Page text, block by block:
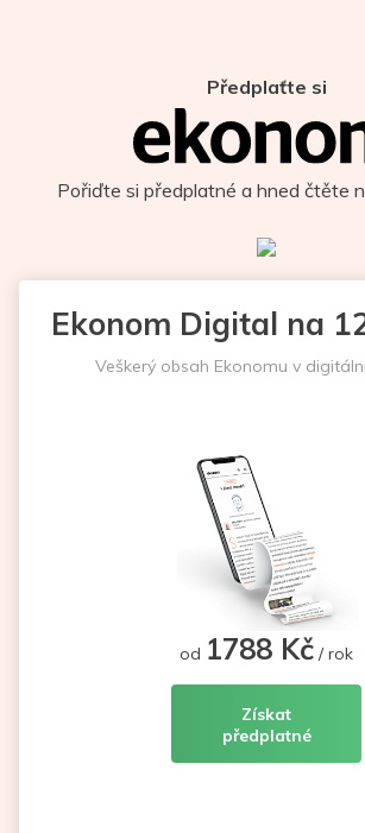
Předplaťte si
Pořiďte si předplatné a hned čtěte
Ekonom Digital na
Veškerý obsah Ekonomu v
od 1788 Kč / rok
Získat
předplatné